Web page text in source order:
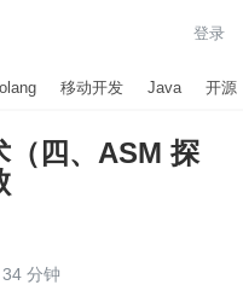
登录
移动开发 Java 开源
（四、ASM 探
分钟